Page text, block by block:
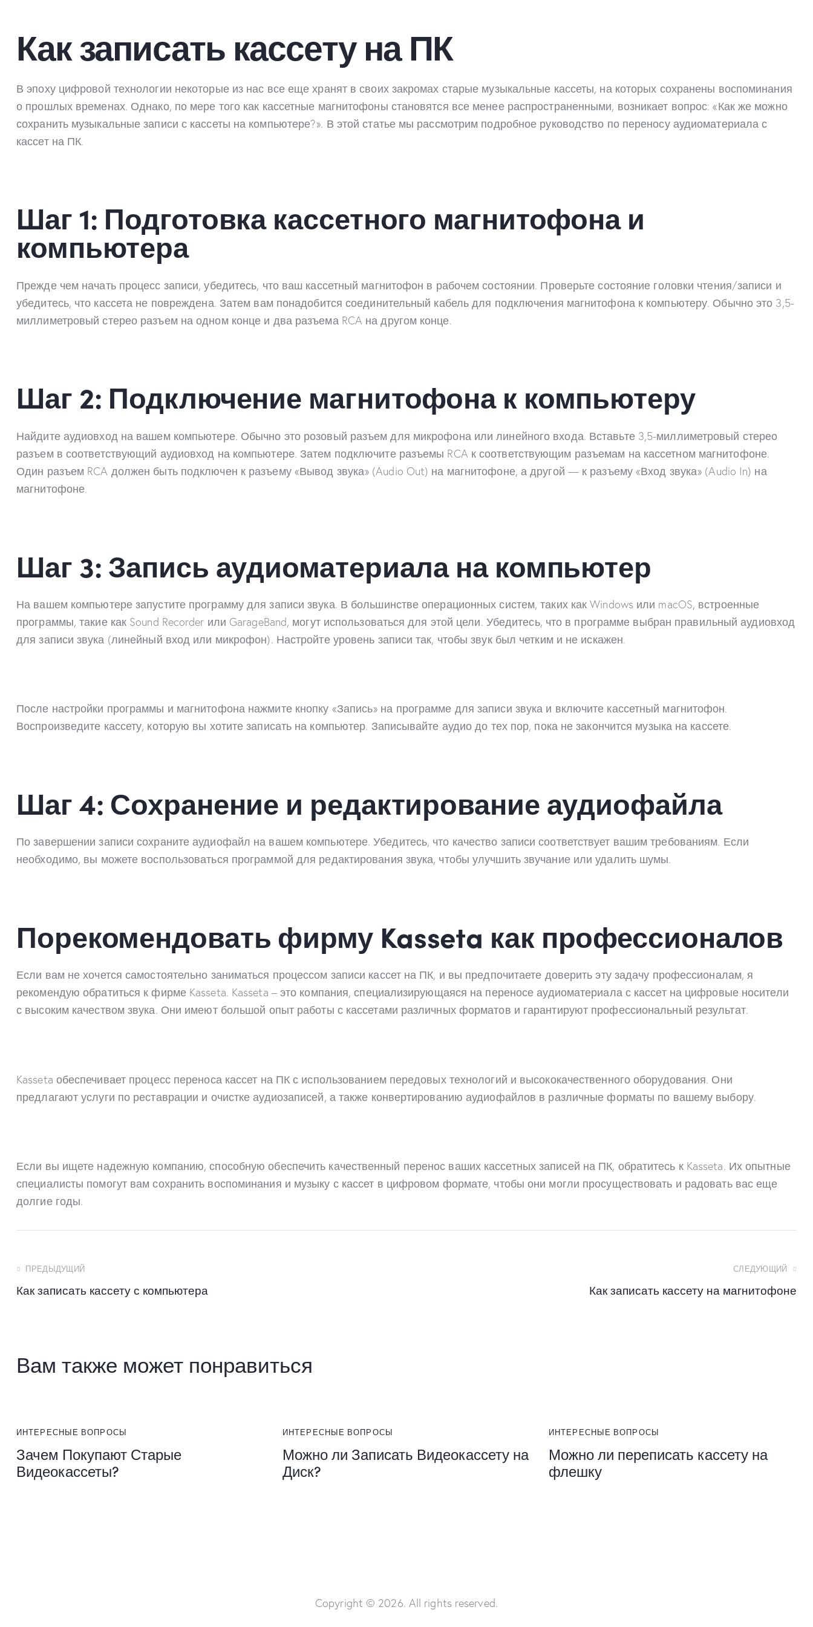
Как записать кассету на ПК
В эпоху цифровой технологии некоторые из нас все еще хранят в своих закромах старые музыкальные кассеты, на которых сохранены воспоминания
о прошлых временах. Однако, по мере того как кассетные магнитофоны становятся все менее распространенными, возникает вопрос: «Как же можно
сохранить музыкальные записи с кассеты на компьютере?». В этой статье мы рассмотрим подробное руководство по переносу аудиоматериала с
кассет на ПК.
Шаг 1: Подготовка кассетного магнитофона и
компьютера
Прежде чем начать процесс записи, убедитесь, что ваш кассетный магнитофон в рабочем состоянии. Проверьте состояние головки чтения/записи и
убедитесь, что кассета не повреждена. Затем вам понадобится соединительный кабель для подключения магнитофона к компьютеру. Обычно это 3,5-
миллиметровый стерео разъем на одном конце и два разъема RCA на другом конце.
Шаг 2: Подключение магнитофона к компьютеру
Найдите аудиовход на вашем компьютере. Обычно это розовый разъем для микрофона или линейного входа. Вставьте 3,5-миллиметровый стерео
разъем в соответствующий аудиовход на компьютере. Затем подключите разъемы RCA к соответствующим разъемам на кассетном магнитофоне.
Один разъем RCA должен быть подключен к разъему «Вывод звука» (Audio Out) на магнитофоне, а другой — к разъему «Вход звука» (Audio In) на
магнитофоне.
Шаг 3: Запись аудиоматериала на компьютер
На вашем компьютере запустите программу для записи звука. В большинстве операционных систем, таких как Windows или macOS, встроенные
программы, такие как Sound Recorder или GarageBand, могут использоваться для этой цели. Убедитесь, что в программе выбран правильный аудиовход
для записи звука (линейный вход или микрофон). Настройте уровень записи так, чтобы звук был четким и не искажен.
После настройки программы и магнитофона нажмите кнопку «Запись» на программе для записи звука и включите кассетный магнитофон.
Воспроизведите кассету, которую вы хотите записать на компьютер. Записывайте аудио до тех пор, пока не закончится музыка на кассете.
Шаг 4: Сохранение и редактирование аудиофайла
По завершении записи сохраните аудиофайл на вашем компьютере. Убедитесь, что качество записи соответствует вашим требованиям. Если
необходимо, вы можете воспользоваться программой для редактирования звука, чтобы улучшить звучание или удалить шумы.
Порекомендовать фирму Kasseta как профессионалов
Если вам не хочется самостоятельно заниматься процессом записи кассет на ПК, и вы предпочитаете доверить эту задачу профессионалам, я
рекомендую обратиться к фирме Kasseta. Kasseta – это компания, специализирующаяся на переносе аудиоматериала с кассет на цифровые носители
с высоким качеством звука. Они имеют большой опыт работы с кассетами различных форматов и гарантируют профессиональный результат.
Kasseta обеспечивает процесс переноса кассет на ПК с использованием передовых технологий и высококачественного оборудования. Они
предлагают услуги по реставрации и очистке аудиозаписей, а также конвертированию аудиофайлов в различные форматы по вашему выбору.
Если вы ищете надежную компанию, способную обеспечить качественный перенос ваших кассетных записей на ПК, обратитесь к Kasseta. Их опытные
специалисты помогут вам сохранить воспоминания и музыку с кассет в цифровом формате, чтобы они могли просуществовать и радовать вас еще
долгие годы.
ПРЕДЫДУЩИЙ
Как записать кассету с компьютера
СЛЕДУЮЩИЙ
Как записать кассету на магнитофоне
Вам также может понравиться
ИНТЕРЕСНЫЕ ВОПРОСЫ
Зачем Покупают Старые
Видеокассеты?
ИНТЕРЕСНЫЕ ВОПРОСЫ
Можно ли Записать Видеокассету на
Диск?
ИНТЕРЕСНЫЕ ВОПРОСЫ
Можно ли переписать кассету на
флешку
Copyright © 2026. All rights reserved.